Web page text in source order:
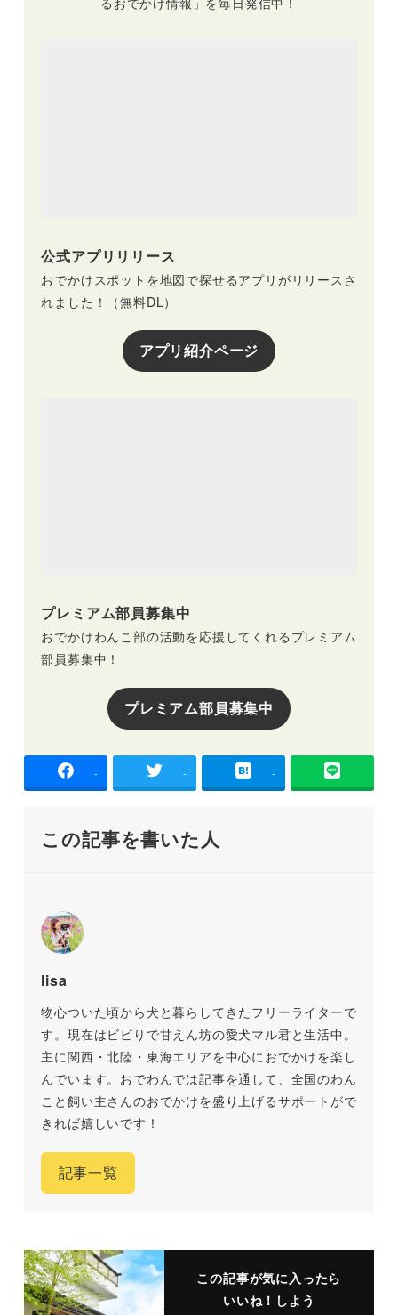
ンクの提供も♪
公式アプリリリース
おでかけスポットを地図で探せるアプリがリリースさ
れました！（無料DL）
アプリ紹介ページ
プレミアム部員募集中
おでかけわんこ部の活動を応援してくれるプレミアム
部員募集中！
プレミアム部員募集中
- - -
この記事を書いた人
lisa
物心ついた頃から犬と暮らしてきたフリーライターで
す。現在はビビりで甘えん坊の愛犬マル君と生活中。
主に関西・北陸・東海エリアを中心におでかけを楽し
んでいます。おでわんでは記事を通して、全国のわん
こと飼い主さんのおでかけを盛り上げるサポートがで
きれば嬉しいです！
記事一覧
この記事が気に入ったら
いいね！しよう